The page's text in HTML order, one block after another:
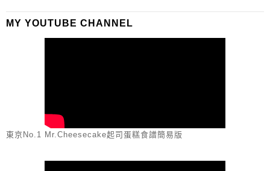
MY YOUTUBE CHANNEL
東京No.1 Mr.Cheesecake起司蛋糕食譜簡易版